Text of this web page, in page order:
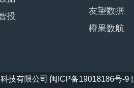
投
友望数据
橙果数航
技有限公司 闽ICP备19018186号-9